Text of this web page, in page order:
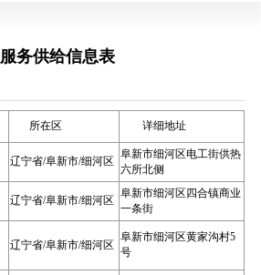
务供给信息表
所在区 详细地址
辽宁省/阜新市/细河区
阜新市细河区电工街供热
六所北侧
辽宁省/阜新市/细河区
阜新市细河区四合镇商业
一条街
辽宁省/阜新市/细河区
阜新市细河区黄家沟村5
号